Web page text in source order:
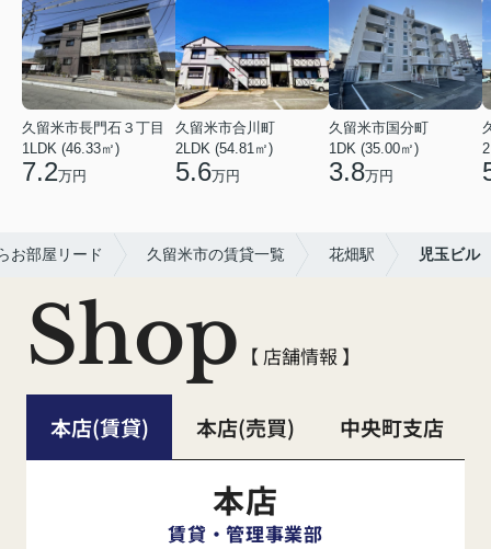
久留米市長門石３丁目
1LDK (46.33㎡)
7.2万円
久留米市合川町
2LDK (54.81㎡)
5.6万円
久留米市国分町
1DK (35.00㎡)
3.8万円
お部屋リード 久留米市の賃貸一覧 花畑駅 児玉ビル
Shop 【 店舗情報 】
本店(賃貸) 本店(売買) 中央町支店
本店
賃貸・管理事業部